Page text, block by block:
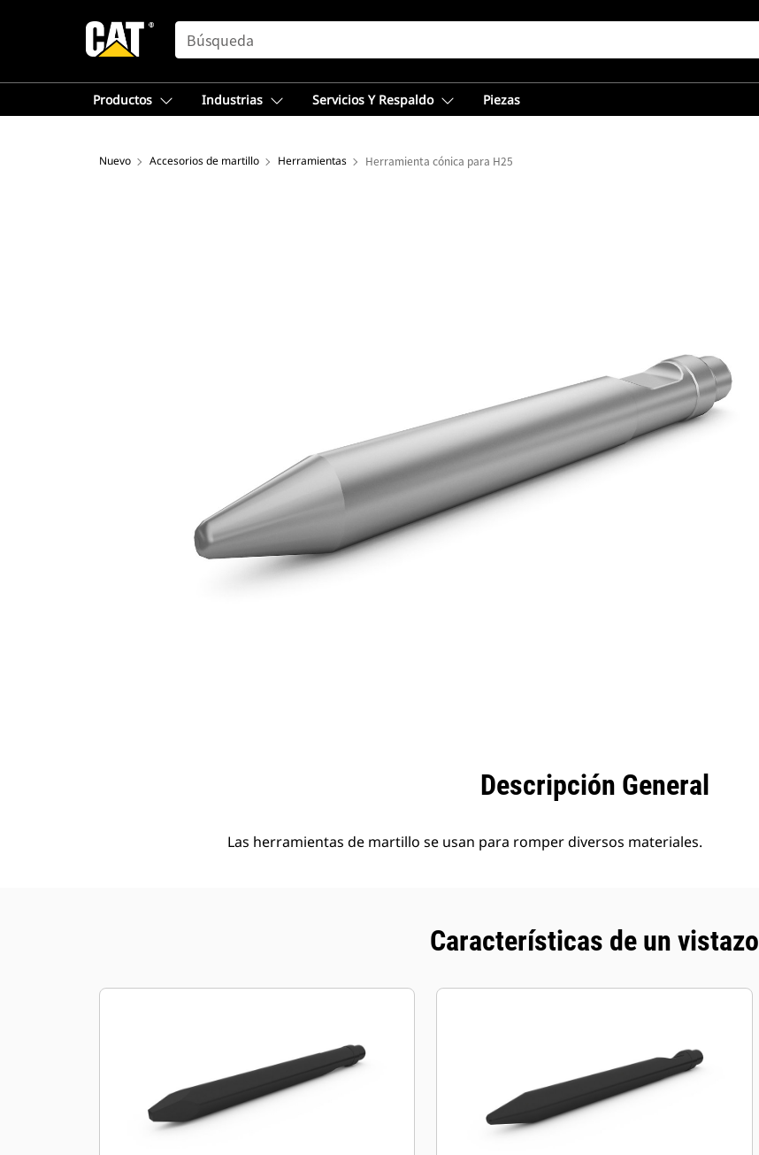
SEARCH
Productos Industrias Servicios Y Respaldo Piezas
Nuevo Accesorios de martillo Herramientas Herramienta cónica para H25
Descripción General
Las herramientas de martillo se usan para romper diversos materiales.
Características de un vistazo